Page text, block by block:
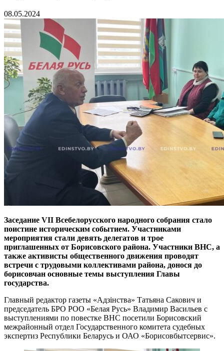
08.05.2024
Заседание VII Всебелорусского народного собрания стало
поистине историческим событием. Участниками
мероприятия стали девять делегатов и трое
приглашенных от Борисовского района. Участники ВНС, а
также активисты общественного движения проводят
встречи с трудовыми коллективами района, донося до
борисовчан основные темы выступления Главы
государства.
Главный редактор газеты «Адзінства» Татьяна Сакович и
председатель БРО РОО «Белая Русь» Владимир Васильев с
выступлениями по повестке ВНС посетили Борисовский
межрайонный отдел Государственного комитета судебных
экспертиз Республики Беларусь и ОАО «Борисовбытсервис».